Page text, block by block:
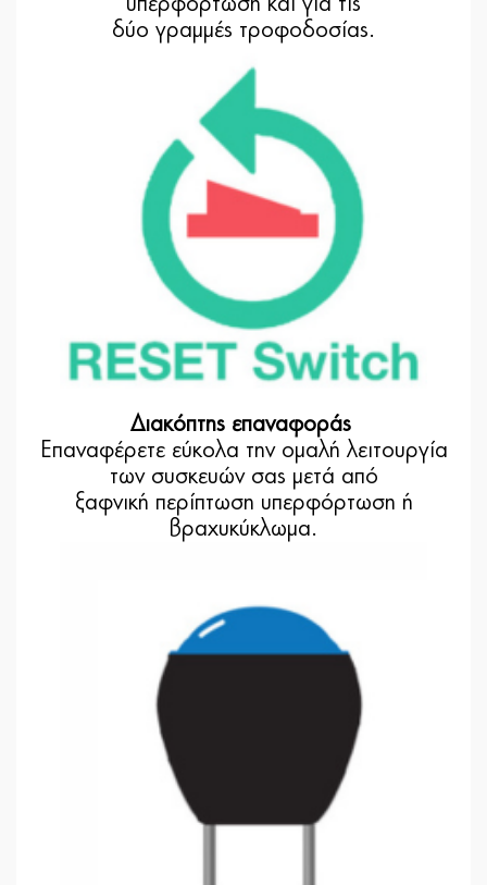
υπερφόρτωση και για τις
δύο γραμμές τροφοδοσίας.
Διακόπτης επαναφοράς
Επαναφέρετε εύκολα την ομαλή λειτουργία
των συσκευών σας μετά από
ξαφνική περίπτωση υπερφόρτωση ή
βραχυκύκλωμα.